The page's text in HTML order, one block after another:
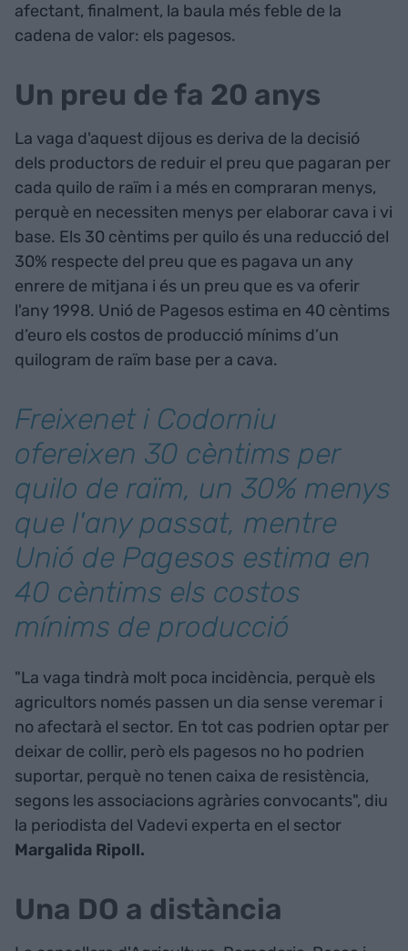
afectant, finalment, la baula més feble de la
cadena de valor: els pagesos.
Un preu de fa 20 anys
La vaga d'aquest dijous es deriva de la decisió
dels productors de reduir el preu que pagaran per
cada quilo de raïm i a més en compraran menys,
perquè en necessiten menys per elaborar cava i vi
base. Els 30 cèntims per quilo és una reducció del
30% respecte del preu que es pagava un any
enrere de mitjana i és un preu que es va oferir
l'any 1998. Unió de Pagesos estima en 40 cèntims
d’euro els costos de producció mínims d’un
quilogram de raïm base per a cava.
Freixenet i Codorniu
ofereixen 30 cèntims per
quilo de raïm, un 30% menys
que l'any passat, mentre
Unió de Pagesos estima en
40 cèntims els costos
mínims de producció
"La vaga tindrà molt poca incidència, perquè els
agricultors només passen un dia sense veremar i
no afectarà el sector. En tot cas podrien optar per
deixar de collir, però els pagesos no ho podrien
suportar, perquè no tenen caixa de resistència,
segons les associacions agràries convocants", diu
la periodista del Vadevi experta en el sector
Margalida Ripoll.
Una DO a distància